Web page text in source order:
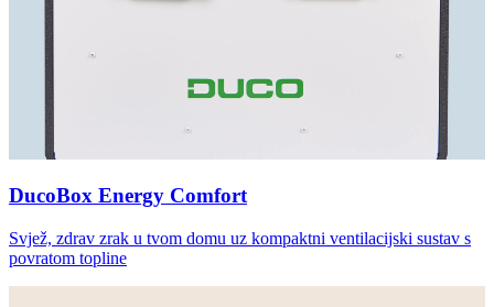
DucoBox Energy Comfort
Svjež, zdrav zrak u tvom domu uz kompaktni ventilacijski sustav s
povratom topline